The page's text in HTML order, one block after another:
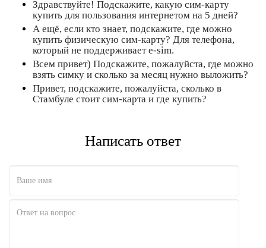
Здравствуйте! Подскажите, какую сим-карту
купить для пользования интернетом на 5 дней?
А ещё, если кто знает, подскажите, где можно
купить физическую сим-карту? Для телефона,
который не поддерживает e-sim.
Всем привет) Подскажите, пожалуйста, где можно
взять симку и сколько за месяц нужно выложить?
Привет, подскажите, пожалуйста, сколько в
Стамбуле стоит сим-карта и где купить?
Написать ответ